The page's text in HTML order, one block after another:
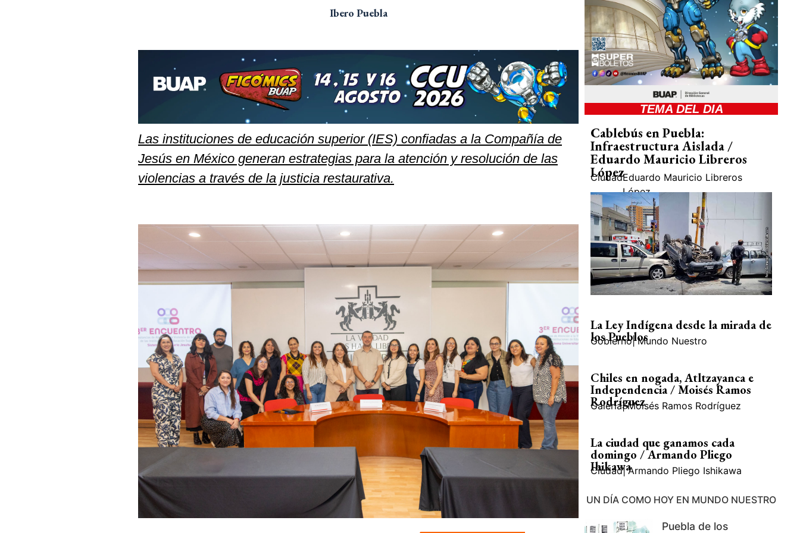
Ibero Puebla
Las instituciones de educación superior (IES) confiadas a la Compañía de
Jesús en México generan estrategias para la atención y resolución de las
violencias a través de la justicia restaurativa.
TEMA DEL DIA
Cablebús en Puebla:
Infraestructura Aislada /
Eduardo Mauricio Libreros
López
CiudadEduardo Mauricio Libreros
López
La Ley Indígena desde la mirada de
los Pueblos
Gobierno| Mundo Nuestro
Chiles en nogada, Atltzayanca e
Independencia / Moisés Ramos
Rodríguez
Galería| Moisés Ramos Rodríguez
La ciudad que ganamos cada
domingo / Armando Pliego
Ihikawa
Ciudad| Armando Pliego Ishikawa
UN DÍA COMO HOY EN MUNDO NUESTRO
Puebla de los